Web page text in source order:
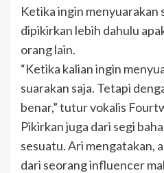
Ketika ingin menyuarakan
dipikirkan lebih dahulu
orang lain.
“Ketika kalian ingin
suarakan saja. Tetapi
benar,” tutur vokalis
Pikirkan juga dari segi
sesuatu. Ari mengatakan,
dari seorang influencer